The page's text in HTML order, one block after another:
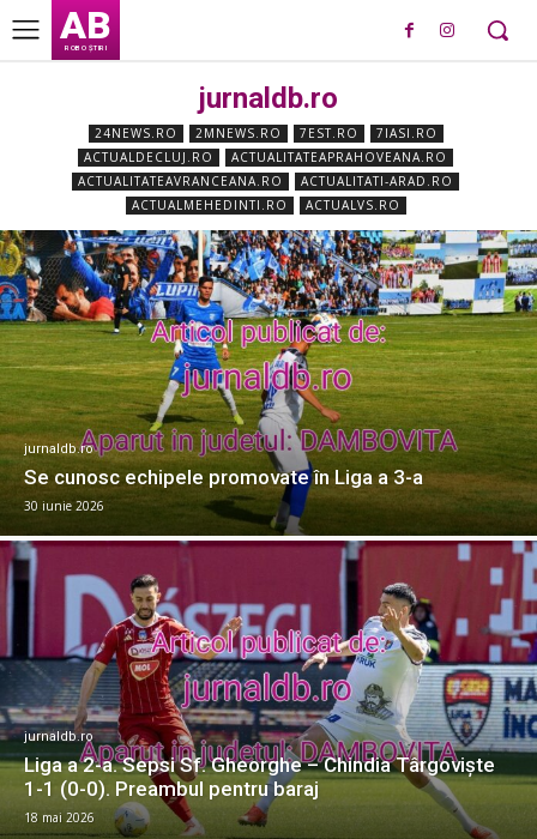
AB
ROBO ȘTIRI
jurnaldb.ro
24NEWS.RO 2MNEWS.RO 7EST.RO
7IASI.RO
ACTUALDECLUJ.RO
ACTUALITATEAPRAHOVEANA.RO
ACTUALITATEAVRANCEANA.RO
ACTUALITATI-ARAD.RO
ACTUALMEHEDINTI.RO
ACTUALVS.RO
jurnaldb.ro
Se cunosc echipele promovate în Liga a 3-a
30 iunie 2026
jurnaldb.ro
Liga a 2-a. Sepsi Sf. Gheorghe – Chindia Târgoviște
1-1 (0-0). Preambul pentru baraj
18 mai 2026